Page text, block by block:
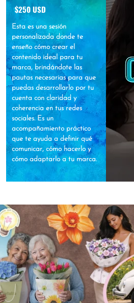
$250 USD
Esta es una sesión
personalizada donde te
enseño cómo crear el
contenido ideal para tu
marca, brindándote las
pautas necesarias para que
puedas desarrollarlo por tu
cuenta con claridad y
coherencia en tus redes
sociales. Es un
acompañamiento práctico
que te ayuda a definir qué
comunicar, cómo hacerlo y
cómo adaptarlo a tu marca.